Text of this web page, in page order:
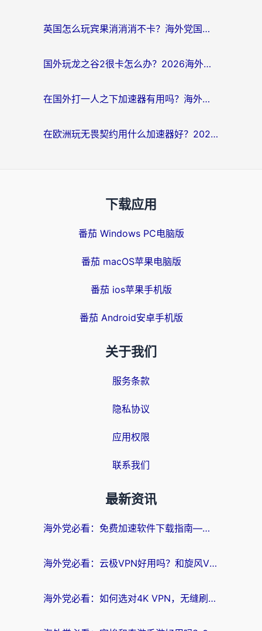
英国怎么玩宾果消消消不卡？海外党国服游戏加速终极攻略（附守望第九大陆解决办法）
国外玩龙之谷2很卡怎么办？2026海外党必看的国服游戏加速全攻略
在国外打一人之下加速器有用吗？海外党国服游戏畅玩全攻略
在欧洲玩无畏契约用什么加速器好？2026海外党亲测有效指南
下载应用
番茄 Windows PC电脑版
番茄 macOS苹果电脑版
番茄 ios苹果手机版
番茄 Android安卓手机版
关于我们
服务条款
隐私协议
应用权限
联系我们
最新资讯
海外党必看：免费加速软件下载指南——无缝访问国内资源的正确打开方式
海外党必看：云极VPN好用吗？和旋风VPN对比哪个回国效果更好？附真实体验+选择攻略
海外党必看：如何选对4K VPN，无缝刷国内剧听网易云？